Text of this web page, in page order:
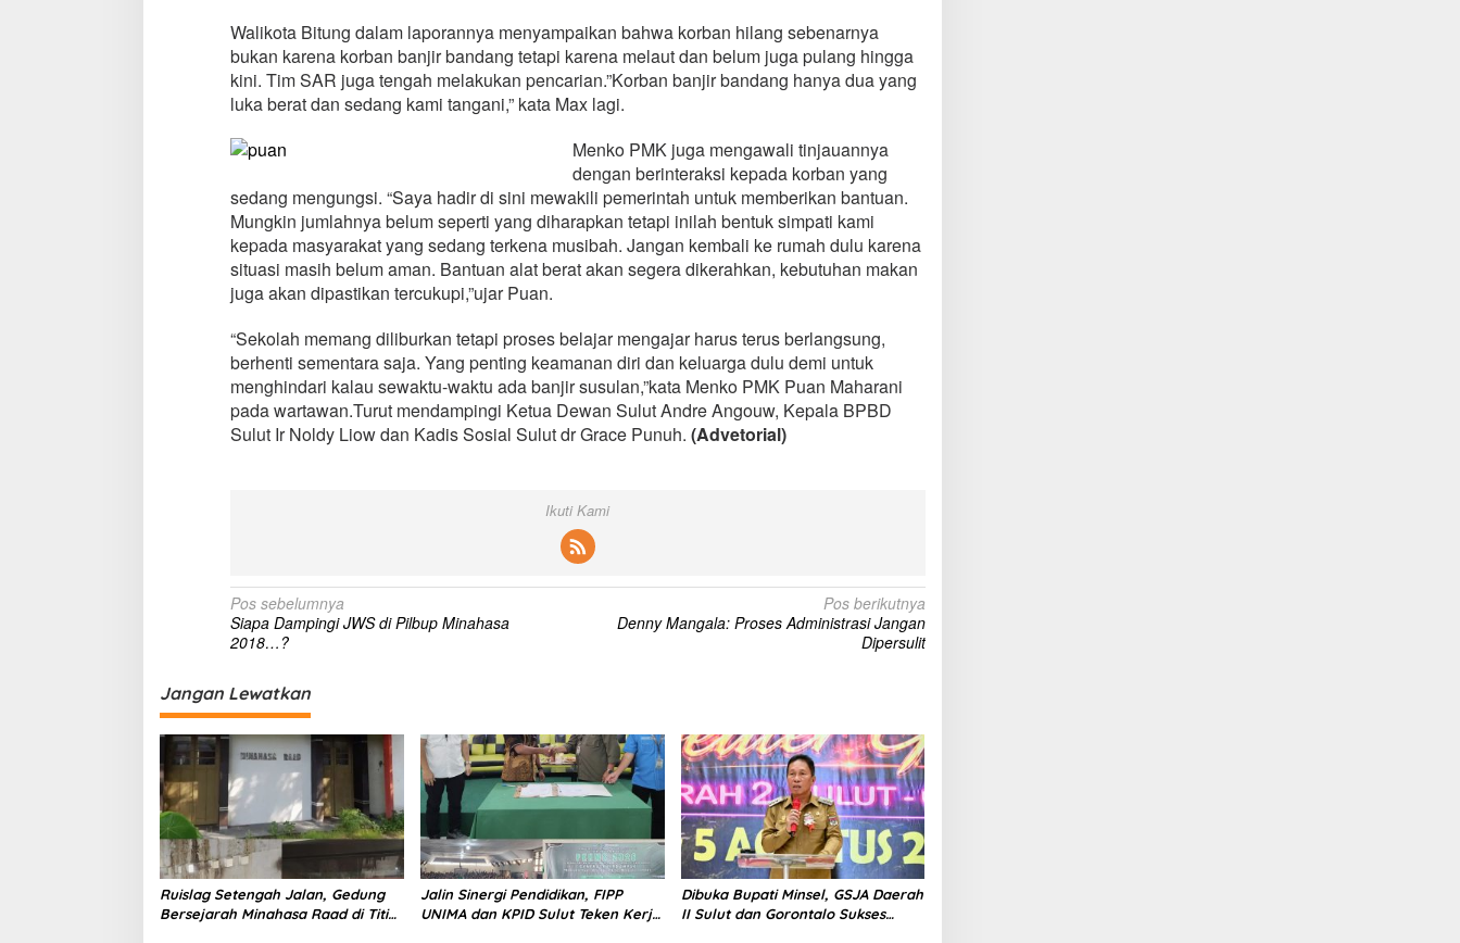
Walikota Bitung dalam laporannya menyampaikan bahwa korban hilang sebenarnya
bukan karena korban banjir bandang tetapi karena melaut dan belum juga pulang hingga
kini. Tim SAR juga tengah melakukan pencarian.”Korban banjir bandang hanya dua yang
luka berat dan sedang kami tangani,” kata Max lagi.
Menko PMK juga mengawali tinjauannya
dengan berinteraksi kepada korban yang
sedang mengungsi. “Saya hadir di sini mewakili pemerintah untuk memberikan bantuan.
Mungkin jumlahnya belum seperti yang diharapkan tetapi inilah bentuk simpati kami
kepada masyarakat yang sedang terkena musibah. Jangan kembali ke rumah dulu karena
situasi masih belum aman. Bantuan alat berat akan segera dikerahkan, kebutuhan makan
juga akan dipastikan tercukupi,”ujar Puan.
“Sekolah memang diliburkan tetapi proses belajar mengajar harus terus berlangsung,
berhenti sementara saja. Yang penting keamanan diri dan keluarga dulu demi untuk
menghindari kalau sewaktu-waktu ada banjir susulan,”kata Menko PMK Puan Maharani
pada wartawan.Turut mendampingi Ketua Dewan Sulut Andre Angouw, Kepala BPBD
Sulut Ir Noldy Liow dan Kadis Sosial Sulut dr Grace Punuh. (Advetorial)
Ikuti Kami
N
a
i
g
a
s
i
p
o
s
Pos sebelumnya
Siapa Dampingi JWS di Pilbup Minahasa
2018…?
Pos berikutnya
Denny Mangala: Proses Administrasi Jangan
Dipersulit
Jangan Lewatkan
Ruislag Setengah Jalan, Gedung
Bersejarah Minahasa Raad di Titik
Jalin Sinergi Pendidikan, FIPP
UNIMA dan KPID Sulut Teken Kerja
Dibuka Bupati Minsel, GSJA Daerah
II Sulut dan Gorontalo Sukses